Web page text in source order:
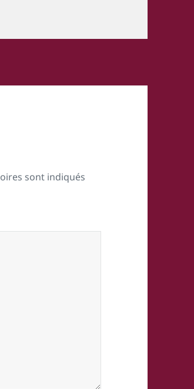
sont indiqués